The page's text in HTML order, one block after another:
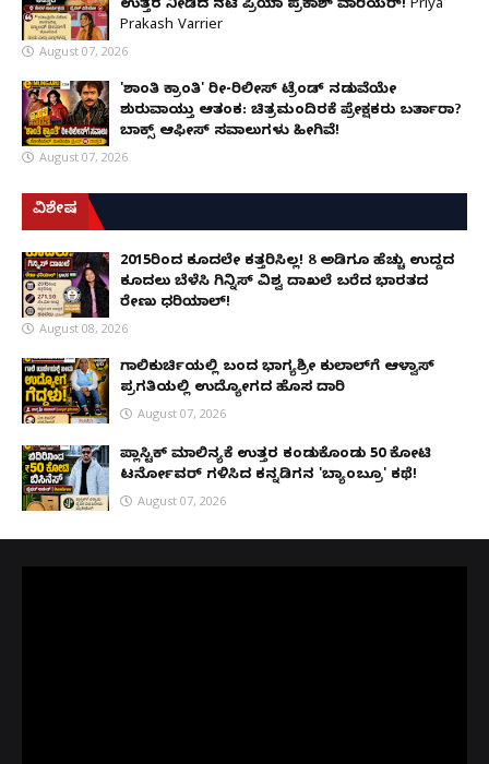
ಉತ್ತರ ನೀಡಿದ ನಟಿ ಪ್ರಿಯಾ ಪ್ರಕಾಶ್ ವಾರಿಯರ್! Priya
Prakash Varrier
August 07, 2026
'ಶಾಂತಿ ಕ್ರಾಂತಿ' ರೀ-ರಿಲೀಸ್ ಟ್ರೆಂಡ್ ನಡುವೆಯೇ
ಶುರುವಾಯ್ತು ಆತಂಕ: ಚಿತ್ರಮಂದಿರಕ್ಕೆ ಪ್ರೇಕ್ಷಕರು ಬರ್ತಾರಾ?
ಬಾಕ್ಸ್ ಆಫೀಸ್ ಸವಾಲುಗಳು ಹೀಗಿವೆ!
August 07, 2026
ವಿಶೇಷ
2015ರಿಂದ ಕೂದಲೇ ಕತ್ತರಿಸಿಲ್ಲ! 8 ಅಡಿಗೂ ಹೆಚ್ಚು ಉದ್ದದ
ಕೂದಲು ಬೆಳೆಸಿ ಗಿನ್ನಿಸ್ ವಿಶ್ವ ದಾಖಲೆ ಬರೆದ ಭಾರತದ
ರೇಣು ಧರಿಯಾಲ್!
August 08, 2026
ಗಾಲಿಕುರ್ಚಿಯಲ್ಲಿ ಬಂದ ಭಾಗ್ಯಶ್ರೀ ಕುಲಾಲ್‌ಗೆ ಆಳ್ವಾಸ್
ಪ್ರಗತಿಯಲ್ಲಿ ಉದ್ಯೋಗದ ಹೊಸ ದಾರಿ
August 07, 2026
ಪ್ಲಾಸ್ಟಿಕ್ ಮಾಲಿನ್ಯಕ್ಕೆ ಉತ್ತರ ಕಂಡುಕೊಂಡು ₹50 ಕೋಟಿ
ಟರ್ನೋವರ್ ಗಳಿಸಿದ ಕನ್ನಡಿಗನ 'ಬ್ಯಾಂಬ್ರೂ' ಕಥೆ!
August 07, 2026